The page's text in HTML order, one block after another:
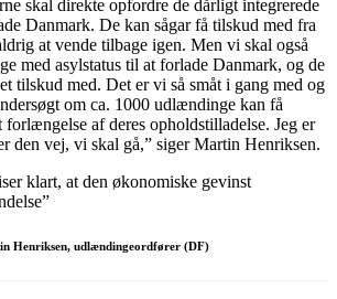
skal direkte opfordre de dårligt integrerede
Danmark. De kan sågar få tilskud med fra
at vende tilbage igen. Men vi skal også
med asylstatus til at forlade Danmark, og de
tilskud med. Det er vi så småt i gang med og
om ca. 1000 udlændinge kan få
af deres opholdstilladelse. Jeg er
den vej, vi skal gå,” siger Martin Henriksen.
klart, at den økonomiske gevinst
Henriksen, udlændingeordfører (DF)